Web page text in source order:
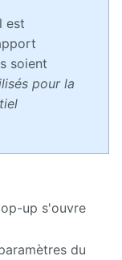
est
soient
pour la
up s'ouvre
du